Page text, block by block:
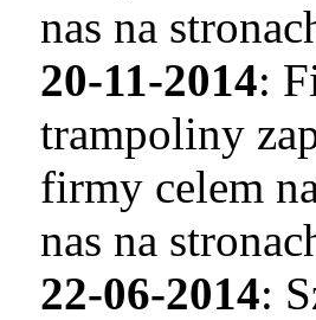
nas na
20-11-2014:
trampoliny
firmy celem
nas na
22-06-2014: